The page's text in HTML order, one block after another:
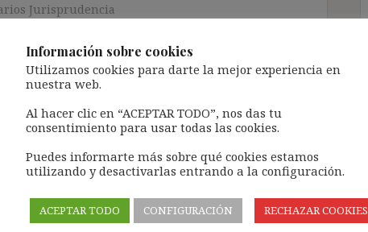
Jurisprudencia
de forma totalmente GRATUITA.
Inteligencia Artificial Generativa (IAG) con
de terceros sin ningún respeto por los
el contenido del blog únicamente a las
y tramitarla solo lleva unos segundos a través,
que aparece en la barra de MENÚ; o bien, en
AL BLOG».
Información sobre cookies
Utilizamos cookies para darte la mejor experiencia en
nuestra web.
Al hacer clic en “ACEPTAR TODO”, nos das tu
consentimiento para usar todas las cookies.
Puedes informarte más sobre qué cookies estamos
utilizando y desactivarlas entrando a la configuración.
ACEPTAR TODO CONFIGURACIÓN RECHAZAR COOKIES